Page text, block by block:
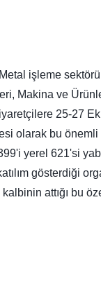
işleme
Makina ve
25-27
olarak bu
yerel 621'si
gösterdiği
attığı bu